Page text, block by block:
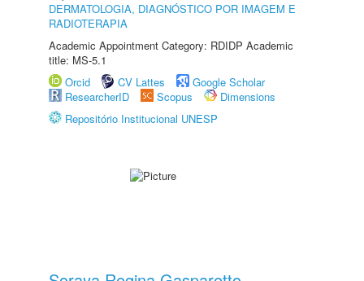
DERMATOLOGIA, DIAGNÓSTICO POR IMAGEM E
RADIOTERAPIA
Academic Appointment Category: RDIDP Academic
title: MS-5.1
Orcid
CV Lattes
Google Scholar
ResearcherID
Scopus
Dimensions
Repositório Institucional UNESP